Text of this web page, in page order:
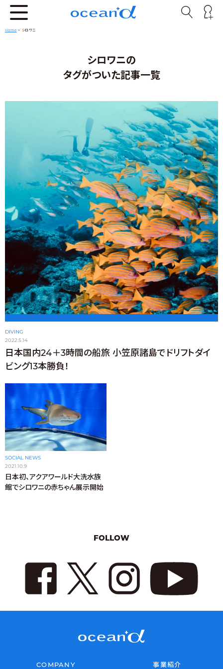
Home > シロワニ
シロワニの
タグがついた記事一覧
DIVING
2022.5.14
日本国内24＋3時間の船旅 小笠原諸島でドリフトダイ
ビング13本勝負！
SOCIAL NEWS
2021.10.9
日本初、アクアワールド大洗水族
館でシロワニの赤ちゃん展示開始
FOLLOW
COMPANY 事業紹介